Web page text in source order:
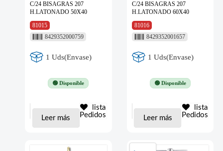
C/24 BISAGRAS 207
H.LATONADO 50X40
81015
8429352000759
1 Uds(Envase)
🟢 Disponible
Leer más
lista
Pedidos
C/24 BISAGRAS 207
H.LATONADO 60X40
81016
8429352001657
1 Uds(Envase)
🟢 Disponible
Leer más
lista
Pedidos